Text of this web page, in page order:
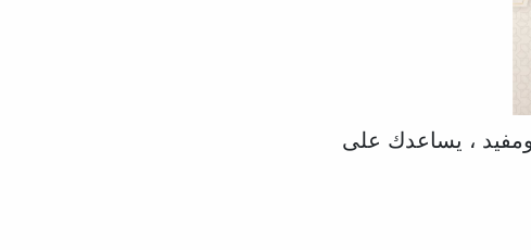
، يساعدك على